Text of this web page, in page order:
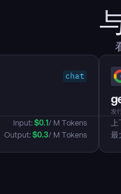
chat
Input: $0.1/ M Tokens
Output: $0.3/ M Tokens
发
上
最